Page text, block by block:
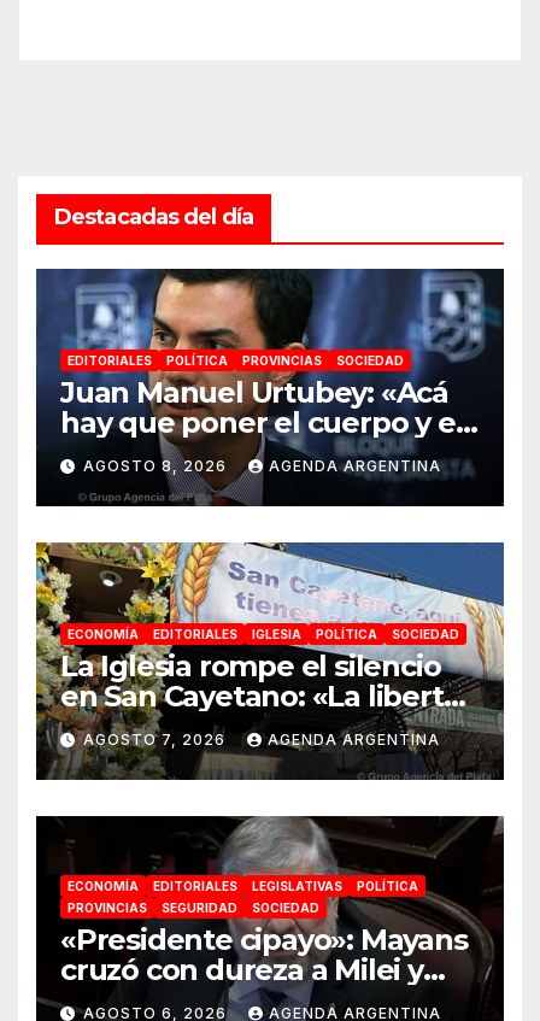
Destacadas del día
EDITORIALES POLÍTICA PROVINCIAS SOCIEDAD
Juan Manuel Urtubey: «Acá
hay que poner el cuerpo y el
alma. La Argentina tiene que
ir a la construcción de un
proyecto nacional»
AGOSTO 8, 2026 AGENDA ARGENTINA
ECONOMÍA EDITORIALES IGLESIA POLÍTICA SOCIEDAD
La Iglesia rompe el silencio
en San Cayetano: «La libertad
económica no puede ser
absoluta»
AGOSTO 7, 2026 AGENDA ARGENTINA
ECONOMÍA EDITORIALES LEGISLATIVAS
POLÍTICA
PROVINCIAS
SEGURIDAD SOCIEDAD
«Presidente cipayo»: Mayans
cruzó con dureza a Milei y
advirtió sobre un juicio
AGOSTO 6, 2026 AGENDA ARGENTINA